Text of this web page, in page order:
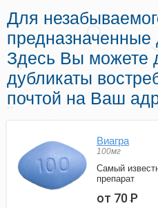
Для
Здесь Вы можете
дубликаты
почтой на Ваш
Виагра
100мг
Самый
препарат
от 70Р